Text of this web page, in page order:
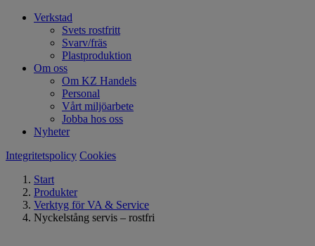
Verkstad
Svets rostfritt
Svarv/fräs
Plastproduktion
Om oss
Om KZ Handels
Personal
Vårt miljöarbete
Jobba hos oss
Nyheter
Integritetspolicy Cookies
Start
Produkter
Verktyg för VA & Service
Nyckelstång servis – rostfri